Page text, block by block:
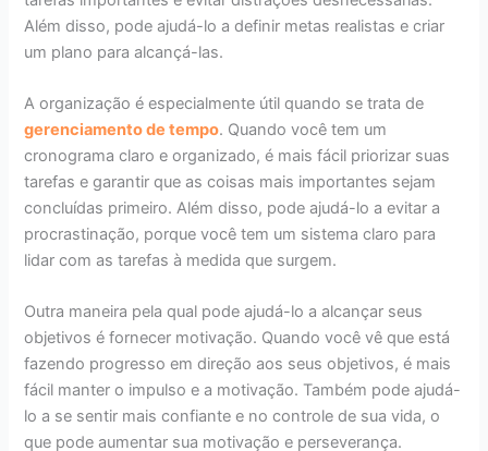
Além disso, pode ajudá-lo a definir metas realistas e criar
um plano para alcançá-las.
A organização é especialmente útil quando se trata de
gerenciamento de tempo. Quando você tem um
cronograma claro e organizado, é mais fácil priorizar suas
tarefas e garantir que as coisas mais importantes sejam
concluídas primeiro. Além disso, pode ajudá-lo a evitar a
procrastinação, porque você tem um sistema claro para
lidar com as tarefas à medida que surgem.
Outra maneira pela qual pode ajudá-lo a alcançar seus
objetivos é fornecer motivação. Quando você vê que está
fazendo progresso em direção aos seus objetivos, é mais
fácil manter o impulso e a motivação. Também pode ajudá-
lo a se sentir mais confiante e no controle de sua vida, o
que pode aumentar sua motivação e perseverança.